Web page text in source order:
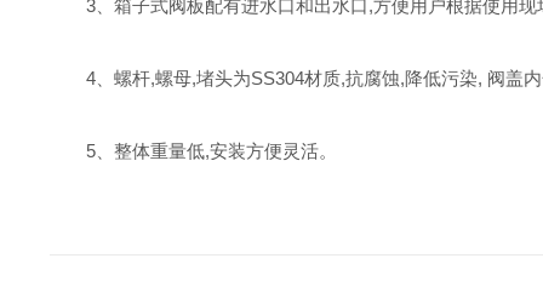
3、箱子式阀板配有进水口和出水口,方便用户根据使用
4、螺杆,螺母,堵头为SS304材质,抗腐蚀,降低污染, 阀盖
5、整体重量低,安装方便灵活。